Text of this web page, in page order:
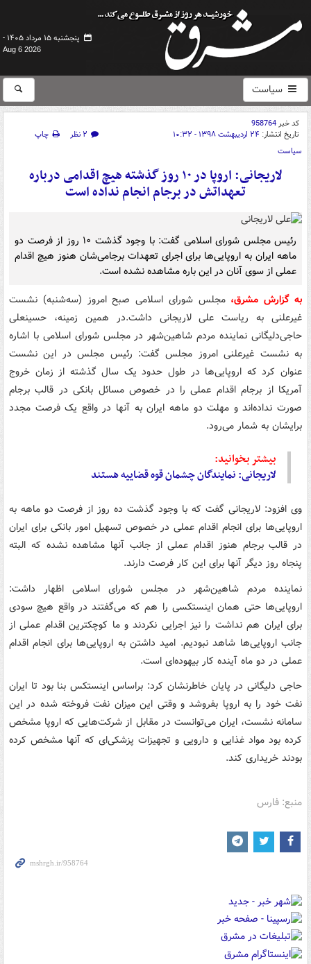
پنجشنبه ۱۵ مرداد ۱۴۰۵ -
Aug 6 2026
سیاست
کد خبر958764
تاریخ انتشار: ۲۴ اردیبهشت ۱۳۹۸ - ۱۰:۳۲ ۲ نظر
چاپ
سیاست
لاریجانی: اروپا در ۱۰ روز گذشته هیچ اقدامی درباره
تعهداتش در برجام انجام نداده‌ است
رئیس مجلس شورای اسلامی گفت: با وجود گذشت ۱۰ روز از فرصت دو
ماهه ایران به اروپایی‌ها برای اجرای تعهدات برجامی‌شان هنوز هیچ اقدام
عملی از سوی آنان در این باره مشاهده نشده است.
به گزارش مشرق، مجلس شورای اسلامی صبح امروز (سه‌شنبه) نشست
غیرعلنی به ریاست علی لاریجانی داشت.در همین زمینه، حسینعلی
حاجی‌دلیگانی نماینده مردم شاهین‌شهر در مجلس شورای اسلامی با اشاره
به نشست غیرعلنی امروز مجلس گفت: رئیس مجلس در این نشست
عنوان کرد که اروپایی‌ها در طول حدود یک سال گذشته از زمان خروج
آمریکا از برجام اقدام عملی را در خصوص مسائل بانکی در قالب برجام
صورت نداده‌اند و مهلت دو ماهه ایران به آنها در واقع یک فرصت مجدد
برایشان به شمار می‌رود.
بیشتر بخوانید:
لاریجانی: نمایندگان چشمان قوه قضاییه هستند
وی افزود: لاریجانی گفت که با وجود گذشت ده روز از فرصت دو ماهه به
اروپایی‌ها برای انجام اقدام عملی در خصوص تسهیل امور بانکی برای ایران
در قالب برجام هنوز اقدام عملی از جانب آنها مشاهده نشده که البته
پنجاه روز دیگر آنها برای این کار فرصت دارند.
نماینده مردم شاهین‌شهر در مجلس شورای اسلامی اظهار داشت:
اروپایی‌ها حتی همان اینستکسی را هم که می‌گفتند در واقع هیچ سودی
برای ایران هم نداشت را نیز اجرایی نکردند و ما کوچکترین اقدام عملی از
جانب اروپایی‌ها شاهد نبودیم. امید داشتن به اروپایی‌ها برای انجام اقدام
عملی در دو ماه آینده کار بیهوده‌ای است.
حاجی دلیگانی در پایان خاطرنشان کرد: براساس اینستکس بنا بود تا ایران
نفت خود را به اروپا بفروشد و وقتی این میزان نفت فروخته شده در این
سامانه نشست، ایران می‌توانست در مقابل از شرکت‌هایی که اروپا مشخص
کرده بود مواد غذایی و دارویی و تجهیزات پزشکی‌ای که آنها مشخص کرده
بودند خریداری کند.
منبع: فارس